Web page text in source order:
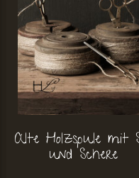
Alte Holzspule mit
und Schere